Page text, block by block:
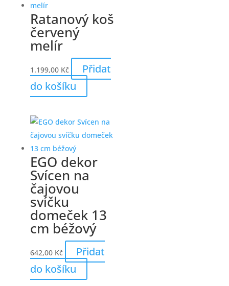
Ratanový koš
červený
melír
1.199,00 Kč
Přidat
do košíku
EGO dekor
Svícen na
čajovou
svíčku
domeček 13
cm béžový
642,00 Kč
Přidat
do košíku